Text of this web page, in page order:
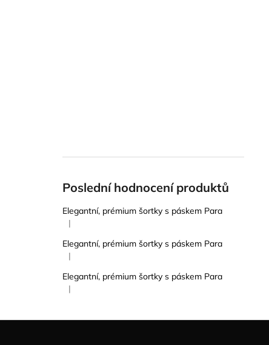
Poslední hodnocení produktů
Elegantní, prémium šortky s páskem Para
Hodnocení produktu je 5 z 5 hvězdiček.
|
Elegantní, prémium šortky s páskem Para
Hodnocení produktu je 5 z 5 hvězdiček.
|
Elegantní, prémium šortky s páskem Para
Hodnocení produktu je 5 z 5 hvězdiček.
|